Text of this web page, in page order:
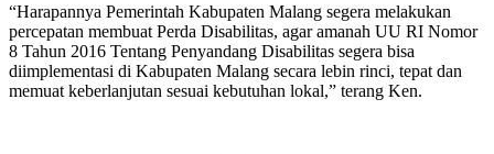
“Harapannya Pemerintah Kabupaten Malang segera melakukan
percepatan membuat Perda Disabilitas, agar amanah UU RI Nomor
8 Tahun 2016 Tentang Penyandang Disabilitas segera bisa
diimplementasi di Kabupaten Malang secara lebin rinci, tepat dan
memuat keberlanjutan sesuai kebutuhan lokal,” terang Ken.